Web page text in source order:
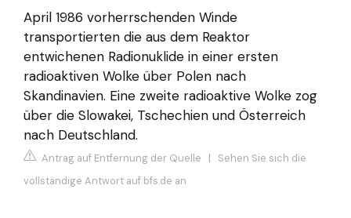
April 1986 vorherrschenden Winde
transportierten die aus dem Reaktor
entwichenen Radionuklide in einer ersten
radioaktiven Wolke über Polen nach
Skandinavien. Eine zweite radioaktive Wolke zog
über die Slowakei, Tschechien und Österreich
nach Deutschland.
Antrag auf Entfernung der Quelle | Sehen Sie sich die
vollständige Antwort auf bfs.de an